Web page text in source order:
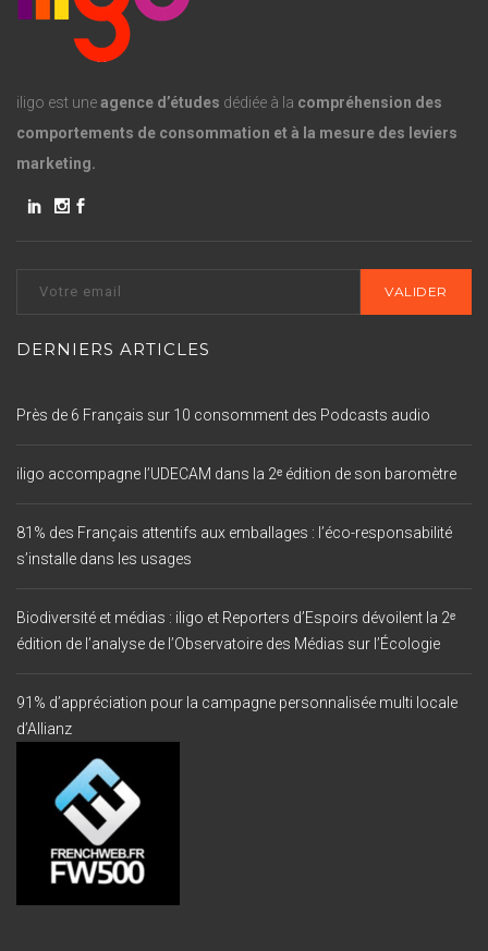
iligo est uneagence d’études dédiée à la compréhension des
comportements de consommation et à la mesure des leviers
marketing.
DERNIERS ARTICLES
Près de 6 Français sur 10 consomment des Podcasts audio
iligo accompagne l’UDECAM dans la 2ᵉ édition de son baromètre
81% des Français attentifs aux emballages : l’éco-responsabilité
s’installe dans les usages
Biodiversité et médias : iligo et Reporters d’Espoirs dévoilent la 2ᵉ
édition de l’analyse de l’Observatoire des Médias sur l’Écologie
91% d’appréciation pour la campagne personnalisée multi locale
d’Allianz